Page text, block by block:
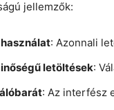
jellemzők:
: Azonnali
letöltések:
: Az interfész